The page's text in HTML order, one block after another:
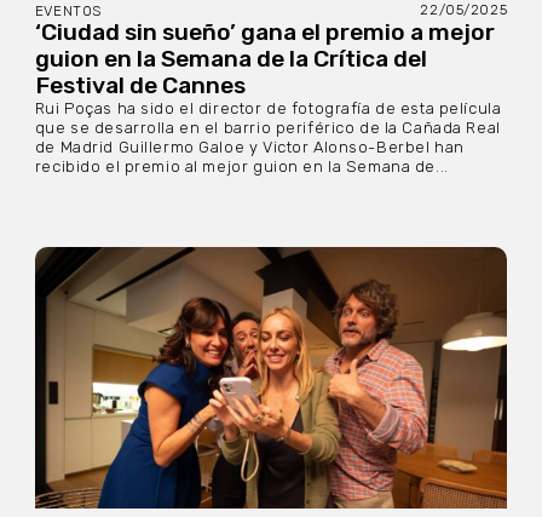
EVENTOS 22/05/2025
‘Ciudad sin sueño’ gana el premio a mejor
guion en la Semana de la Crítica del
Festival de Cannes
Rui Poças ha sido el director de fotografía de esta película
que se desarrolla en el barrio periférico de la Cañada Real
de Madrid Guillermo Galoe y Victor Alonso-Berbel han
recibido el premio al mejor guion en la Semana de...